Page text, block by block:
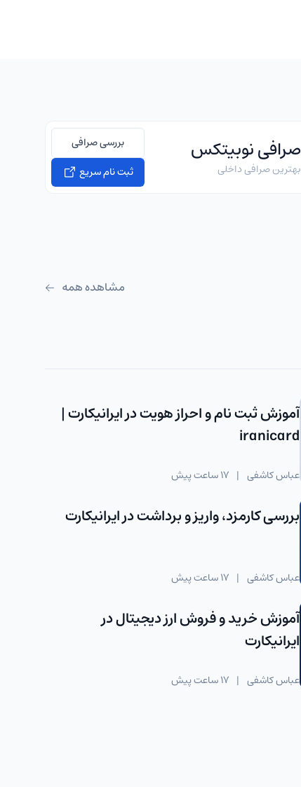
صرافی نوبیتکس
بهترین صرافی داخلی
بررسی صرافی
ثبت نام سریع
مشاهده همه
آموزش ثبت نام و احراز هویت در ایرانیکارت |
iranicard
عباس کاشفی | 17 ساعت پیش
بررسی کارمزد، واریز و برداشت در ایرانیکارت
عباس کاشفی | 17 ساعت پیش
آموزش خرید و فروش ارز دیجیتال در
ایرانیکارت
عباس کاشفی | 17 ساعت پیش